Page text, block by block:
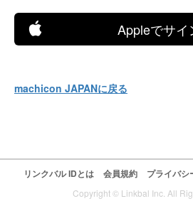
Appleでサイ
machicon JAPANに戻る
リンクバル IDとは 会員規約 プライバシ
Copyright © Linkbal Inc. All